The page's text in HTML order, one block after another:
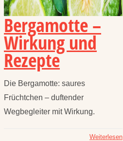
Bergamotte –
Wirkung und
Rezepte
Die Bergamotte: saures
Früchtchen – duftender
Wegbegleiter mit Wirkung.
Weiterlesen